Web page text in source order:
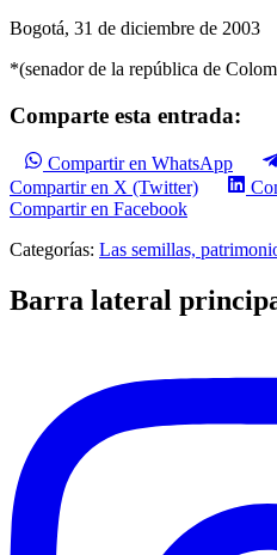
Bogotá, 31 de diciembre de 2003
*(senador de la república de
Comparte esta entrada:
Compartir en WhatsApp
Compartir en X (Twitter)
Compartir en Facebook
Categorías: Las semillas,
Barra lateral